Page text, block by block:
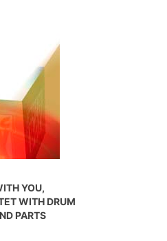
YOU,
WITH DRUM
PARTS